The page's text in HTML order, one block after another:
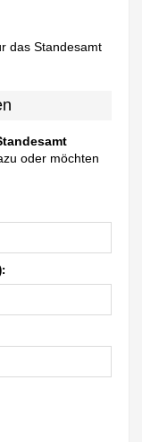
das Standesamt
oder möchten